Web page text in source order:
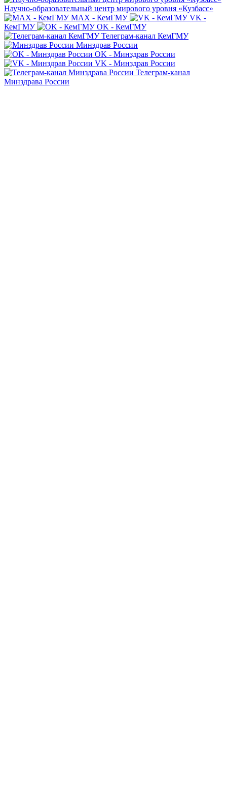
Научно-образовательный центр мирового уровня «Кузбасс»
MAX - КемГМУ
VK -
КемГМУ
OK - КемГМУ
Телеграм-канал КемГМУ
Минздрав России
OK - Минздрав России
VK - Минздрав России
Телеграм-канал
Минздрава России